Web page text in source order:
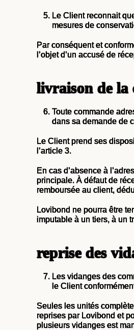
Le Client reconnait
mesures de
Par conséquent et
l’objet d’un accusé de
livraison de la
Toute commande
dans sa demande de
Le Client prend ses
l’article 3.
En cas d’absence à
principale. À défaut de
remboursée au client,
Lovibond ne pourra être
imputable à un tiers, à un
reprise des
Les vidanges des
le Client
Seules les unités
reprises par Lovibond et
plusieurs vidanges est